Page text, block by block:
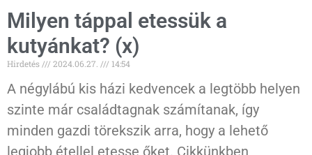
Milyen táppal etessük a
kutyánkat? (x)
Hirdetés 2024.06.27. 14:54
A négylábú kis házi kedvencek a legtöbb helyen
szinte már családtagnak számítanak, így
minden gazdi törekszik arra, hogy a lehető